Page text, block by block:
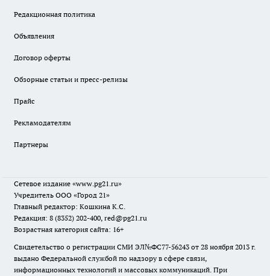
Редакционная политика
Объявления
Договор оферты
Обзорные статьи и пресс-релизы
Прайс
Рекламодателям
Партнеры
Сетевое издание «www.pg21.ru»
Учредитель ООО «Город 21»
Главный редактор: Кошкина К.С.
Редакция: 8 (8352) 202-400, red@pg21.ru
Возрастная категория сайта: 16+
Свидетельство о регистрации СМИ ЭЛ№ФС77-56243 от 28 ноября 2013 г.
выдано Федеральной службой по надзору в сфере связи,
информационных технологий и массовых коммуникаций. При